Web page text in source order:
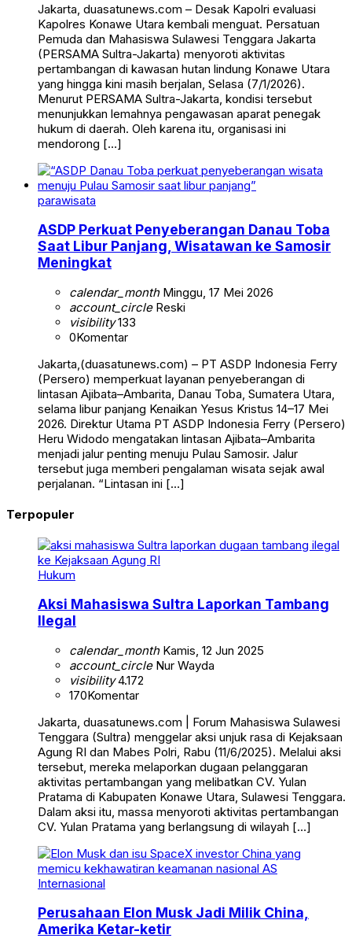
Jakarta, duasatunews.com – Desak Kapolri evaluasi
Kapolres Konawe Utara kembali menguat. Persatuan
Pemuda dan Mahasiswa Sulawesi Tenggara Jakarta
(PERSAMA Sultra-Jakarta) menyoroti aktivitas
pertambangan di kawasan hutan lindung Konawe Utara
yang hingga kini masih berjalan, Selasa (7/1/2026).
Menurut PERSAMA Sultra-Jakarta, kondisi tersebut
menunjukkan lemahnya pengawasan aparat penegak
hukum di daerah. Oleh karena itu, organisasi ini
mendorong […]
parawisata
ASDP Perkuat Penyeberangan Danau Toba
Saat Libur Panjang, Wisatawan ke Samosir
Meningkat
calendar_monthMinggu, 17 Mei 2026
account_circleReski
visibility133
0Komentar
Jakarta,(duasatunews.com) – PT ASDP Indonesia Ferry
(Persero) memperkuat layanan penyeberangan di
lintasan Ajibata–Ambarita, Danau Toba, Sumatera Utara,
selama libur panjang Kenaikan Yesus Kristus 14–17 Mei
2026. Direktur Utama PT ASDP Indonesia Ferry (Persero)
Heru Widodo mengatakan lintasan Ajibata–Ambarita
menjadi jalur penting menuju Pulau Samosir. Jalur
tersebut juga memberi pengalaman wisata sejak awal
perjalanan. “Lintasan ini […]
Terpopuler
Hukum
Aksi Mahasiswa Sultra Laporkan Tambang
Ilegal
calendar_monthKamis, 12 Jun 2025
account_circleNur Wayda
visibility4.172
170Komentar
Jakarta, duasatunews.com | Forum Mahasiswa Sulawesi
Tenggara (Sultra) menggelar aksi unjuk rasa di Kejaksaan
Agung RI dan Mabes Polri, Rabu (11/6/2025). Melalui aksi
tersebut, mereka melaporkan dugaan pelanggaran
aktivitas pertambangan yang melibatkan CV. Yulan
Pratama di Kabupaten Konawe Utara, Sulawesi Tenggara.
Dalam aksi itu, massa menyoroti aktivitas pertambangan
CV. Yulan Pratama yang berlangsung di wilayah […]
Internasional
Perusahaan Elon Musk Jadi Milik China,
Amerika Ketar-ketir